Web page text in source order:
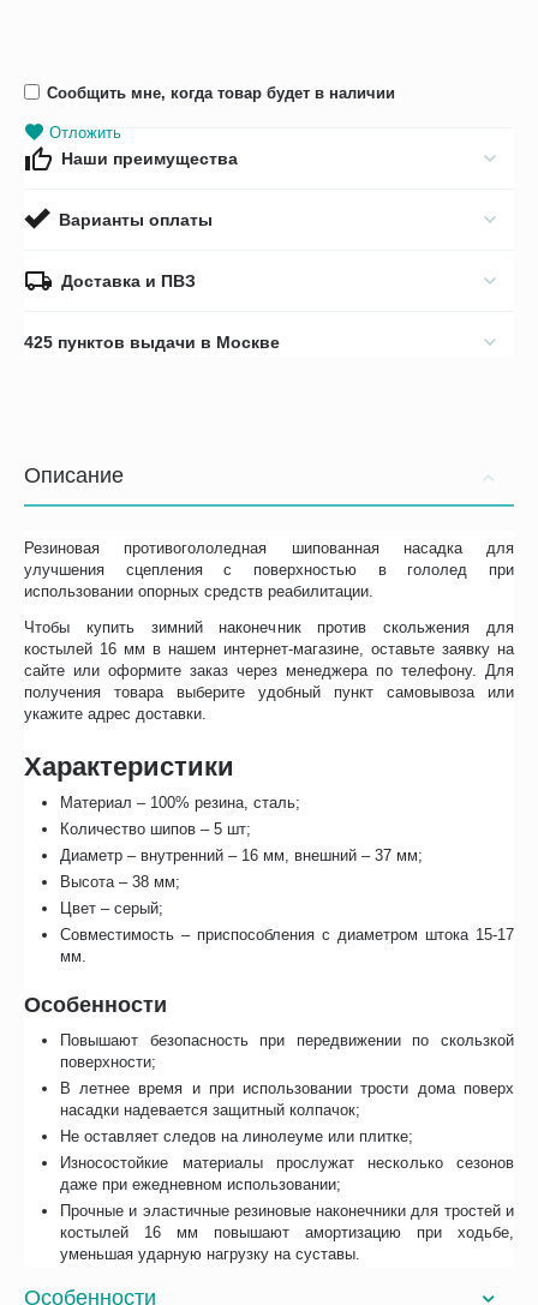
Сообщить мне, когда товар будет в наличии
Отложить
Наши преимущества
Варианты оплаты
Доставка и ПВЗ
425 пунктов выдачи в Москве
Описание
Резиновая противогололедная шипованная насадка для
улучшения сцепления с поверхностью в гололед при
использовании опорных средств реабилитации.
Чтобы купить зимний наконечник против скольжения для
костылей 16 мм в нашем интернет-магазине, оставьте заявку на
сайте или оформите заказ через менеджера по телефону. Для
получения товара выберите удобный пункт самовывоза или
укажите адрес доставки.
Характеристики
Материал – 100% резина, сталь;
Количество шипов – 5 шт;
Диаметр – внутренний – 16 мм, внешний – 37 мм;
Высота – 38 мм;
Цвет – серый;
Совместимость – приспособления с диаметром штока 15-17
мм.
Особенности
Повышают безопасность при передвижении по скользкой
поверхности;
В летнее время и при использовании трости дома поверх
насадки надевается защитный колпачок;
Не оставляет следов на линолеуме или плитке;
Износостойкие материалы прослужат несколько сезонов
даже при ежедневном использовании;
Прочные и эластичные резиновые наконечники для тростей и
костылей 16 мм повышают амортизацию при ходьбе,
уменьшая ударную нагрузку на суставы.
Особенности